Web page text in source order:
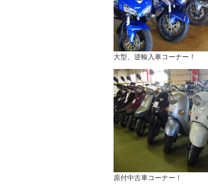
大型、逆輸入車コーナー！
原付中古車コーナー！